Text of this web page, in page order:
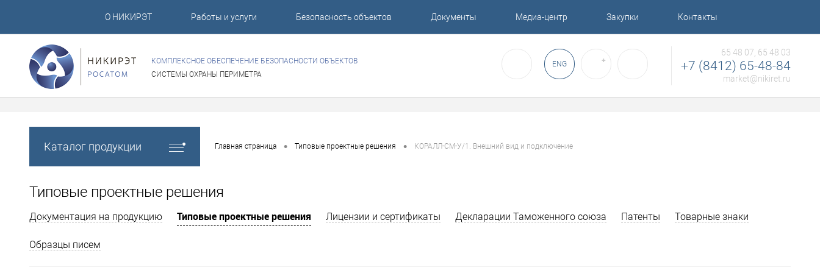
О НИКИРЭТ Работы и услуги Безопасность объектов Документы Медиа-центр Закупки Контакты
КОМПЛЕКСНОЕ ОБЕСПЕЧЕНИЕ БЕЗОПАСНОСТИ ОБЪЕКТОВ
СИСТЕМЫ ОХРАНЫ ПЕРИМЕТРА
ENG ✚
65 48 07, 65 48 03
+7 (8412) 65-48-84
market@nikiret.ru
Каталог продукции Главная страница • Типовые проектные решения • КОРАЛЛ-СМ-У/1. Внешний вид и подключение
Типовые проектные решения
Документация на продукцию Типовые проектные решения Лицензии и сертификаты Декларации Таможенного союза Патенты Товарные знаки
Образцы писем